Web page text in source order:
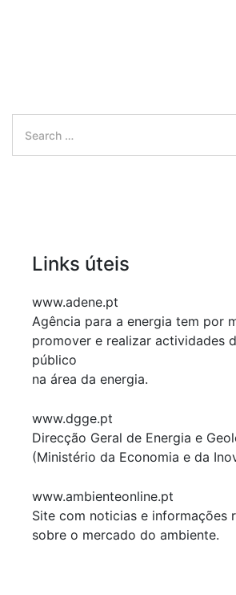
Search
for:
Links úteis
www.adene.pt
Agência para a energia tem por
promover e realizar actividades
público
na área da energia.
www.dgge.pt
Direcção Geral de Energia e
(Ministério da Economia e da
www.ambienteonline.pt
Site com noticias e informações
sobre o mercado do ambiente.